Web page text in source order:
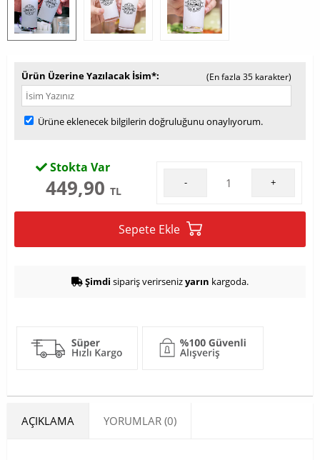
Ürün Üzerine Yazılacak İsim* (En fazla 35 karakter)
Ürüne eklenecek bilgilerin doğruluğunu onaylıyorum.
Stokta Var
449,90 TL
- +
Sepete Ekle
Şimdi sipariş verirsenizyarın kargoda.
AÇIKLAMA YORUMLAR (0)